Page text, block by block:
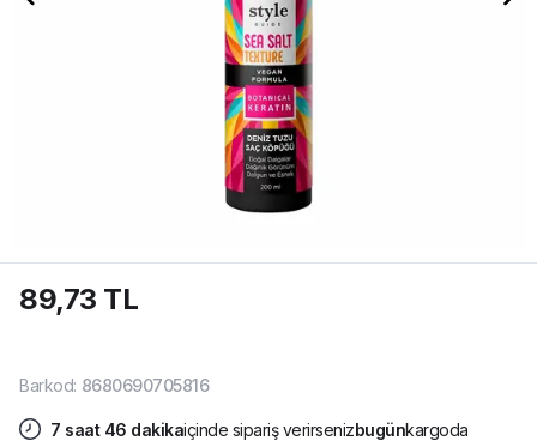
89,73 TL
Barkod: 8680690705816
7 saat 46 dakikaiçinde sipariş verirsenizbugünkargoda